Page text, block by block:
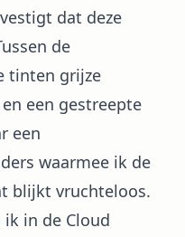
dat deze
de
tinten grijze
een gestreepte
een
waarmee ik de
blijkt vruchteloos.
in de Cloud